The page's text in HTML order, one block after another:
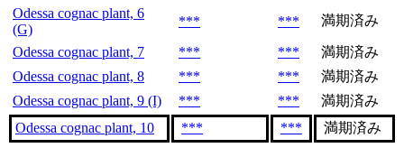
Odessa cognac plant, 6
(G)
*** *** 満期済み
Odessa cognac plant, 7 *** ***
満期済み
Odessa cognac plant, 8
*** ***
満期済み
Odessa cognac plant, 9 (I)
*** ***
満期済み
Odessa cognac plant, 10
*** *** 満期済み